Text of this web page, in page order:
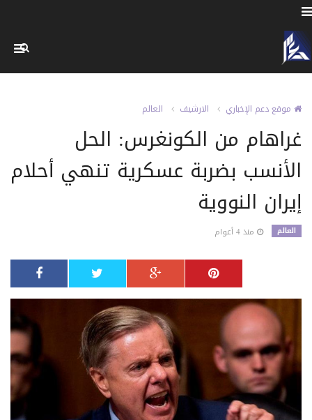
موقع دعم الإخباري الارشيف العالم
غراهام من الكونغرس: الحل
الأنسب بضربة عسكرية تنهي أحلام
إيران النووية
العالم منذ 4 أعوام